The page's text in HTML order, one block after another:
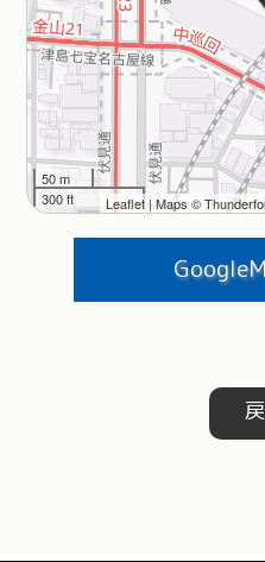
50 m
300 ft
Leaflet | Maps ©